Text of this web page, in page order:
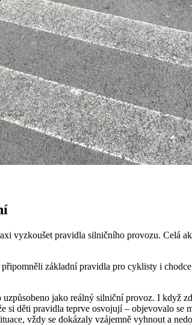
vyzkoušet pravidla silničního provozu. Celá
základní pravidla pro cyklisty i
jako reálný silniční provoz. I když
děti pravidla teprve osvojují – objevovalo se
vždy se dokázaly vzájemně vyhnout a